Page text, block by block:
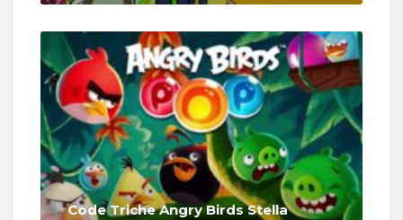
Code Triche Angry Birds Stella